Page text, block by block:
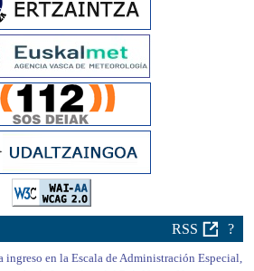
RSS ?
en la Escala de Administración Especial,